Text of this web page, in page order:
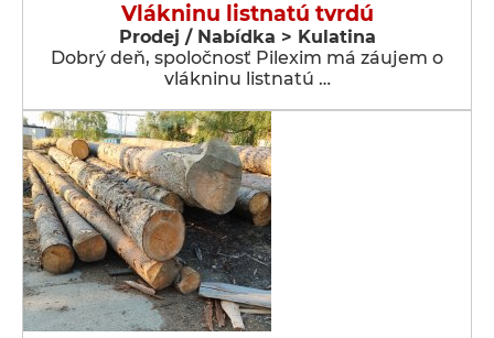
Vlákninu listnatú tvrdú
Prodej / Nabídka > Kulatina
Dobrý deň, spoločnosť Pilexim má záujem o
vlákninu listnatú …